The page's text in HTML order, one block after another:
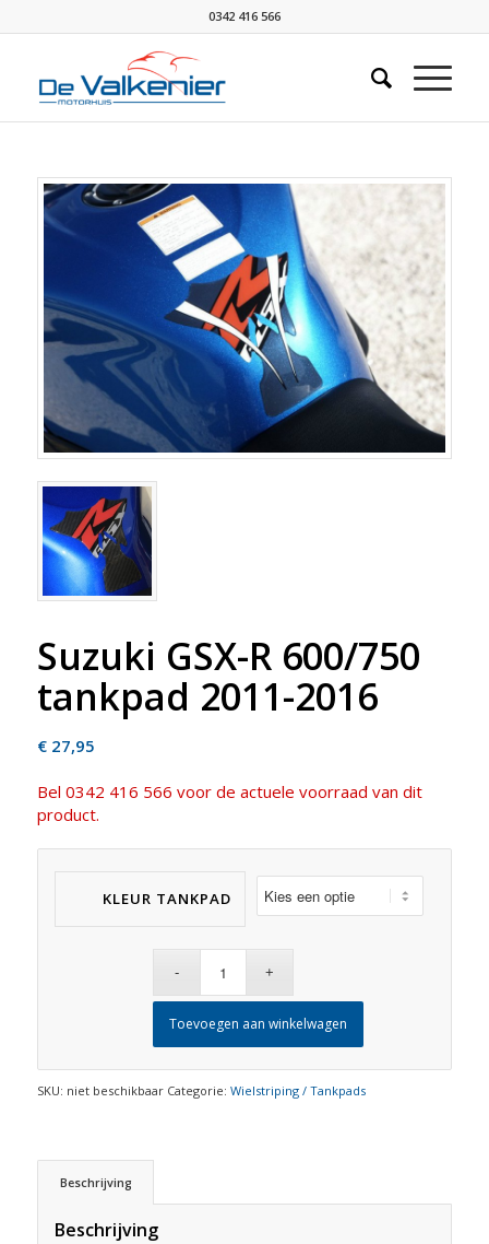
0342 416 566
Suzuki GSX-R 600/750
tankpad 2011-2016
€27,95
Bel 0342 416 566 voor de actuele voorraad van dit
product.
KLEUR TANKPAD
Toevoegen aan winkelwagen
SKU: niet beschikbaar Categorie: Wielstriping / Tankpads
Beschrijving
Beschrijving